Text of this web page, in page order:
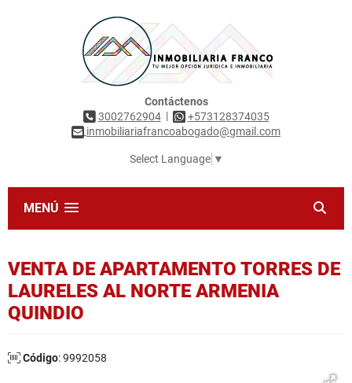
Contáctenos
3002762904|
+573128374035
inmobiliariafrancoabogado@gmail.com
Select Language ▼
MENÚ
VENTA DE APARTAMENTO TORRES DE
LAURELES AL NORTE ARMENIA
QUINDIO
Código: 9992058